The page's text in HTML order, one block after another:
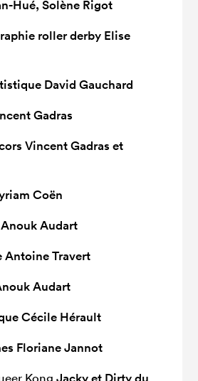
Hué, Solène Rigot
roller derby Elise
David Gauchard
Gadras
Vincent Gadras et
Coën
Anouk Audart
Antoine Travert
Audart
Cécile Hérault
Floriane Jannot
Kong